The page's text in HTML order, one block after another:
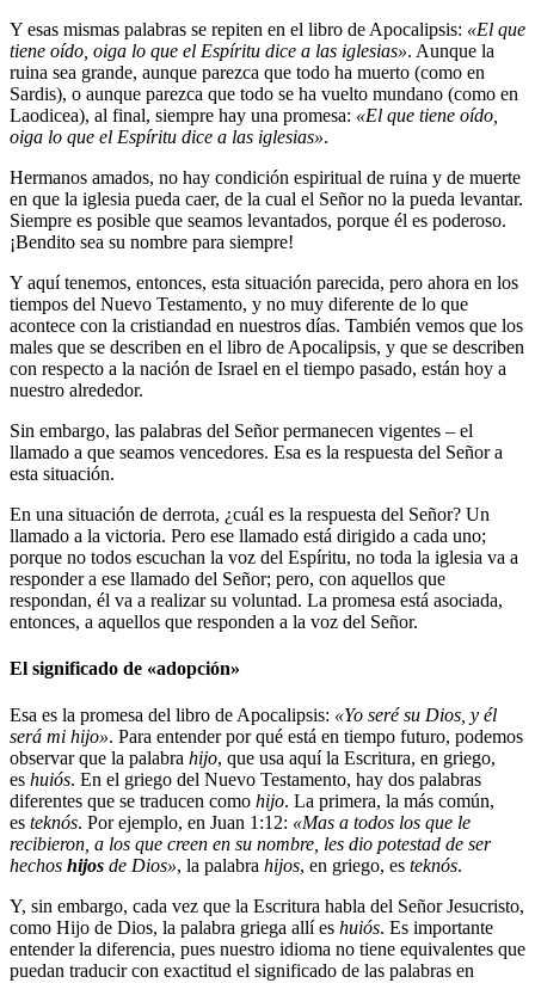
Y esas mismas palabras se repiten en el libro de Apocalipsis: «El que
tiene oído, oiga lo que el Espíritu dice a las iglesias». Aunque la
ruina sea grande, aunque parezca que todo ha muerto (como en
Sardis), o aunque parezca que todo se ha vuelto mundano (como en
Laodicea), al final, siempre hay una promesa: «El que tiene oído,
oiga lo que el Espíritu dice a las iglesias».
Hermanos amados, no hay condición espiritual de ruina y de muerte
en que la iglesia pueda caer, de la cual el Señor no la pueda levantar.
Siempre es posible que seamos levantados, porque él es poderoso.
¡Bendito sea su nombre para siempre!
Y aquí tenemos, entonces, esta situación parecida, pero ahora en los
tiempos del Nuevo Testamento, y no muy diferente de lo que
acontece con la cristiandad en nuestros días. También vemos que los
males que se describen en el libro de Apocalipsis, y que se describen
con respecto a la nación de Israel en el tiempo pasado, están hoy a
nuestro alrededor.
Sin embargo, las palabras del Señor permanecen vigentes – el
llamado a que seamos vencedores. Esa es la respuesta del Señor a
esta situación.
En una situación de derrota, ¿cuál es la respuesta del Señor? Un
llamado a la victoria. Pero ese llamado está dirigido a cada uno;
porque no todos escuchan la voz del Espíritu, no toda la iglesia va a
responder a ese llamado del Señor; pero, con aquellos que
respondan, él va a realizar su voluntad. La promesa está asociada,
entonces, a aquellos que responden a la voz del Señor.
El significado de «adopción»
Esa es la promesa del libro de Apocalipsis: «Yo seré su Dios, y él
será mi hijo». Para entender por qué está en tiempo futuro, podemos
observar que la palabra hijo, que usa aquí la Escritura, en griego,
es huiós. En el griego del Nuevo Testamento, hay dos palabras
diferentes que se traducen como hijo. La primera, la más común,
es teknós. Por ejemplo, en Juan 1:12: «Mas a todos los que le
recibieron, a los que creen en su nombre, les dio potestad de ser
hechos hijos de Dios», la palabra hijos, en griego, es teknós.
Y, sin embargo, cada vez que la Escritura habla del Señor Jesucristo,
como Hijo de Dios, la palabra griega allí es huiós. Es importante
entender la diferencia, pues nuestro idioma no tiene equivalentes que
puedan traducir con exactitud el significado de las palabras en